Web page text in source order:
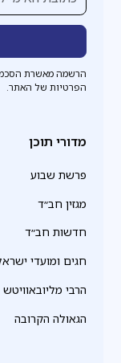
הרשמה מאשרת
הפרטיות של האתר.
מדורי תוכן
פרשת שבוע
מגזין חב״ד
חדשות חב״ד
חגים ומועדי
הרבי מליובאוויטש
הגאולה הקרובה